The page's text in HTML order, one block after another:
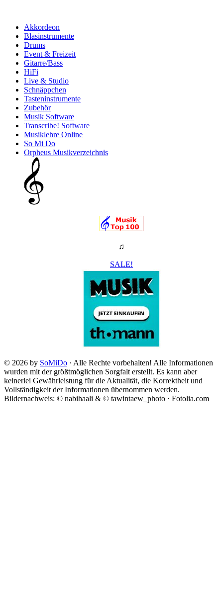
Akkordeon
Blasinstrumente
Drums
Event & Freizeit
Gitarre/Bass
HiFi
Live & Studio
Schnäppchen
Tasteninstrumente
Zubehör
Musik Software
Transcribe! Software
Musiklehre Online
So Mi Do
Orpheus Musikverzeichnis
♫
SALE!
© 2026 by SoMiDo · Alle Rechte vorbehalten! Alle Informationen
wurden mit der größtmöglichen Sorgfalt erstellt. Es kann aber
keinerlei Gewährleistung für die Aktualität, die Korrektheit und
Vollständigkeit der Informationen übernommen werden.
Bildernachweis: © nabihaali & © tawintaew_photo · Fotolia.com